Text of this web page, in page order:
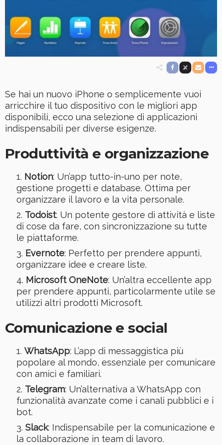
Se hai un nuovo iPhone o semplicemente vuoi
arricchire il tuo dispositivo con le migliori app
disponibili, ecco una selezione di applicazioni
indispensabili per diverse esigenze.
Produttività e organizzazione
Notion: Un’app tutto-in-uno per note,
gestione progetti e database. Ottima per
organizzare il lavoro e la vita personale.
Todoist: Un potente gestore di attività e liste
di cose da fare, con sincronizzazione su tutte
le piattaforme.
Evernote: Perfetto per prendere appunti,
organizzare idee e creare liste.
Microsoft OneNote: Un’altra eccellente app
per prendere appunti, particolarmente utile se
utilizzi altri prodotti Microsoft.
Comunicazione e social
WhatsApp: L’app di messaggistica più
popolare al mondo, essenziale per comunicare
con amici e familiari.
Telegram: Un’alternativa a WhatsApp con
funzionalità avanzate come i canali pubblici e i
bot.
Slack: Indispensabile per la comunicazione e
la collaborazione in team di lavoro.